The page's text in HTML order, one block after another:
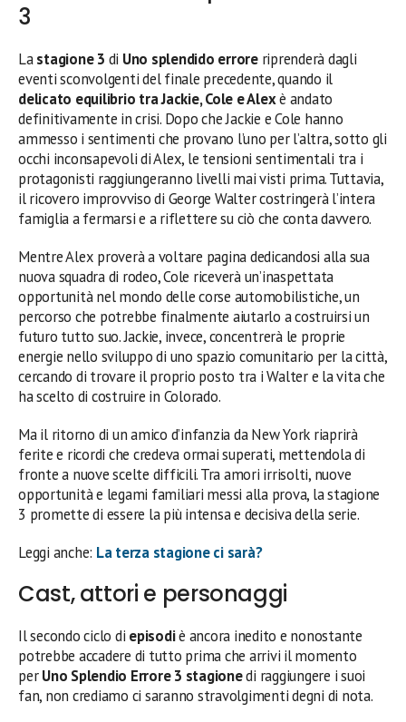
3
Lastagione 3 di Uno splendido erroreriprenderà dagli
eventi sconvolgenti del finale precedente, quando il
delicato equilibrio tra Jackie, Cole e Alexè andato
definitivamente in crisi. Dopo che Jackie e Cole hanno
ammesso i sentimenti che provano l’uno per l’altra, sotto gli
occhi inconsapevoli di Alex, le tensioni sentimentali tra i
protagonisti raggiungeranno livelli mai visti prima. Tuttavia,
il ricovero improvviso di George Walter costringerà l’intera
famiglia a fermarsi e a riflettere su ciò che conta davvero.
Mentre Alex proverà a voltare pagina dedicandosi alla sua
nuova squadra di rodeo, Cole riceverà un’inaspettata
opportunità nel mondo delle corse automobilistiche, un
percorso che potrebbe finalmente aiutarlo a costruirsi un
futuro tutto suo. Jackie, invece, concentrerà le proprie
energie nello sviluppo di uno spazio comunitario per la città,
cercando di trovare il proprio posto tra i Walter e la vita che
ha scelto di costruire in Colorado.
Ma il ritorno di un amico d’infanzia da New York riaprirà
ferite e ricordi che credeva ormai superati, mettendola di
fronte a nuove scelte difficili. Tra amori irrisolti, nuove
opportunità e legami familiari messi alla prova, la stagione
3 promette di essere la più intensa e decisiva della serie.
Leggi anche: La terza stagione ci sarà?
Cast, attori e personaggi
Il secondo ciclo di episodiè ancora inedito e nonostante
potrebbe accadere di tutto prima che arrivi il momento
perUno Splendio Errore 3 stagionedi raggiungere i suoi
fan, non crediamo ci saranno stravolgimenti degni di nota.